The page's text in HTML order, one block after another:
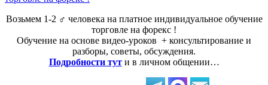
Возьмем 1-2 ‍♂️ человека на платное индивидуальное обучение
торговле на форекс !
Обучение на основе видео-уроков ️ + консультирование и
разборы, советы, обсуждения.
Подробности тут и в личном общении…